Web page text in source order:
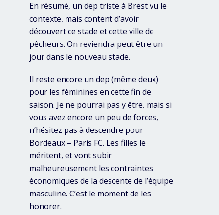
En résumé, un dep triste à Brest vu le
contexte, mais content d’avoir
découvert ce stade et cette ville de
pêcheurs. On reviendra peut être un
jour dans le nouveau stade.
Il reste encore un dep (même deux)
pour les féminines en cette fin de
saison. Je ne pourrai pas y être, mais si
vous avez encore un peu de forces,
n’hésitez pas à descendre pour
Bordeaux – Paris FC. Les filles le
méritent, et vont subir
malheureusement les contraintes
économiques de la descente de l’équipe
masculine. C’est le moment de les
honorer.